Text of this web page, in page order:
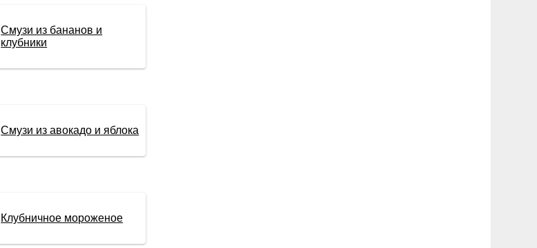
Смузи из бананов и
клубники
Смузи из авокадо и яблока
Клубничное мороженое